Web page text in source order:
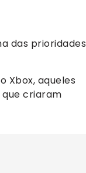
das prioridades
Xbox, aqueles
que criaram